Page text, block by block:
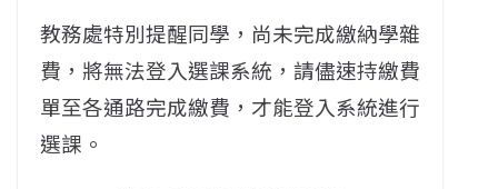
教務處特別提醒同學，尚未完成繳納學雜
費，將無法登入選課系統，請儘速持繳費
單至各通路完成繳費，才能登入系統進行
選課。